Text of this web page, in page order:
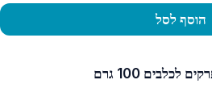
הוסף לסל